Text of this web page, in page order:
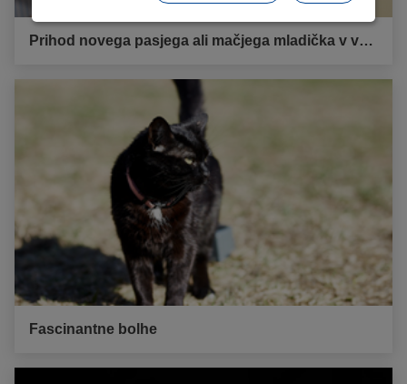
Prihod novega pasjega ali mačjega mladička v vaš dom: praktični nasveti pred prihodom vašega ljubljenčka
Fascinantne bolhe